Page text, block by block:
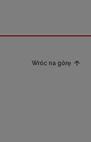
Wróć na górę